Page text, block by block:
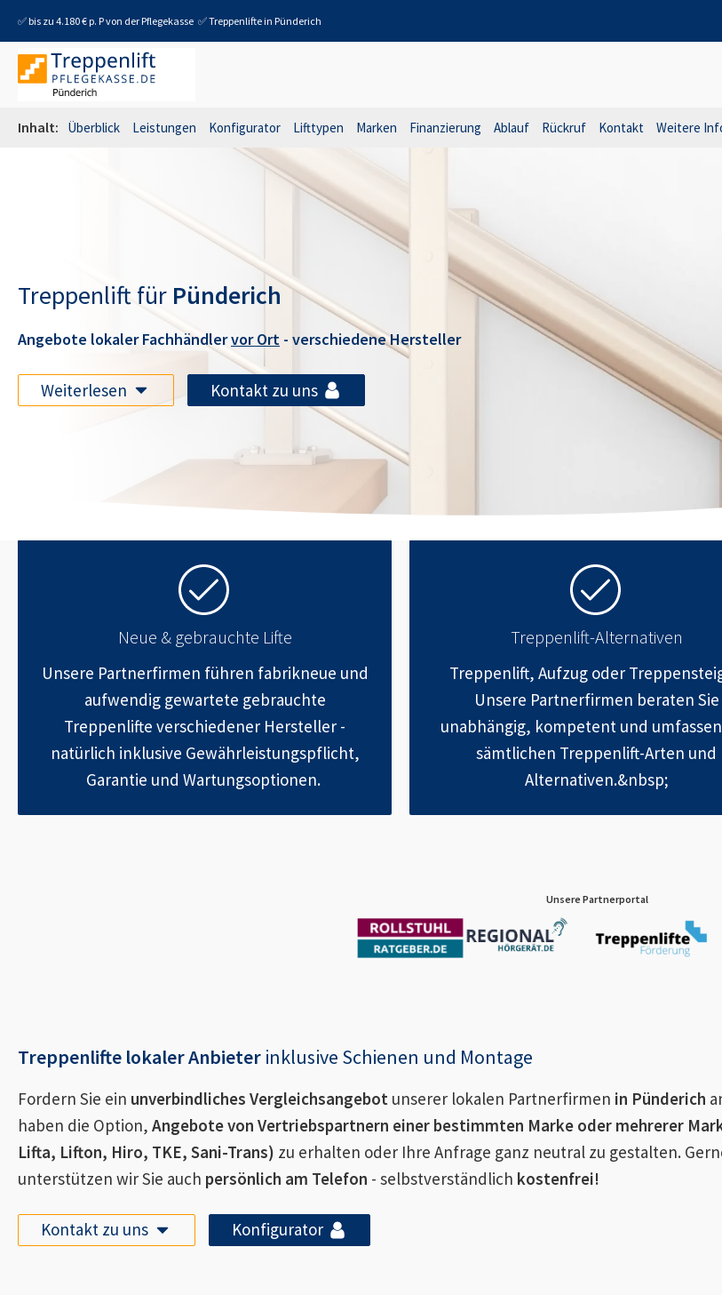
✅ bis zu 4.180 € p. P von der Pflegekasse ✅ Treppenlifte in Pünderich
Inhalt: Überblick Leistungen Konfigurator Lifttypen Marken Finanzierung Ablauf Rückruf Kontakt Weitere
Treppenlift für Pünderich
Angebote lokaler Fachhändlervor Ort - verschiedene Hersteller
Weiterlesen Kontakt zu uns
Neue & gebrauchte Lifte
Unsere Partnerfirmen führen fabrikneue und
aufwendig gewartete gebrauchte
Treppenlifte verschiedener Hersteller -
natürlich inklusive Gewährleistungspflicht,
Garantie und Wartungsoptionen.
Treppenlift-Alternativen
Treppenlift, Aufzug oder
Unsere Partnerfirmen beraten Sie
unabhängig, kompetent und
sämtlichen Treppenlift-Arten und
Alternativen.&nbsp;
Unsere Partnerportal
Treppenlifte lokaler Anbieter inklusive Schienen und Montage
Fordern Sie ein unverbindliches Vergleichsangebot unserer lokalen Partnerfirmen in Pünderich
haben die Option, Angebote von Vertriebspartnern einer bestimmten Marke oder mehrerer
Lifta, Lifton, Hiro, TKE, Sani-Trans) zu erhalten oder Ihre Anfrage ganz neutral zu gestalten.
unterstützen wir Sie auch persönlich am Telefon - selbstverständlich kostenfrei!
Kontakt zu uns Konfigurator